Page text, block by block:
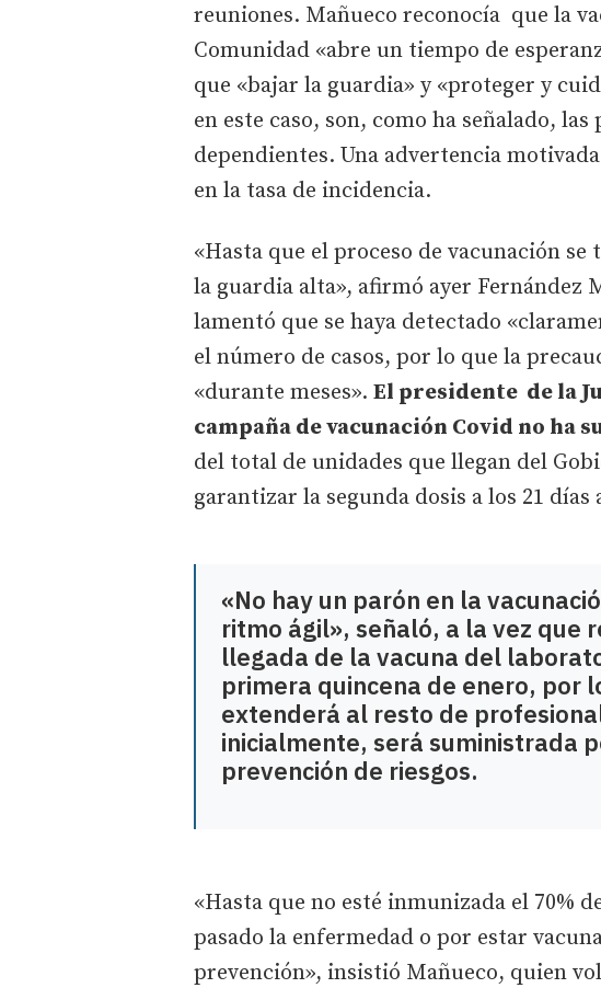
reuniones. Mañueco reconocía que la
Comunidad «abre un tiempo de
que «bajar la guardia» y «proteger y
en este caso, son, como ha señalado,
dependientes. Una advertencia
en la tasa de incidencia.
«Hasta que el proceso de vacunación
la guardia alta», afirmó ayer Fernández
lamentó que se haya detectado
el número de casos, por lo que la
«durante meses». El presidente de la
campaña de vacunación Covid no ha
del total de unidades que llegan del
garantizar la segunda dosis a los 21
«No hay un parón en la
ritmo ágil», señaló, a la vez que
llegada de la vacuna del
primera quincena de enero, por
extenderá al resto de
inicialmente, será suministrada
prevención de riesgos.
«Hasta que no esté inmunizada el 70%
pasado la enfermedad o por estar
prevención», insistió Mañueco, quien